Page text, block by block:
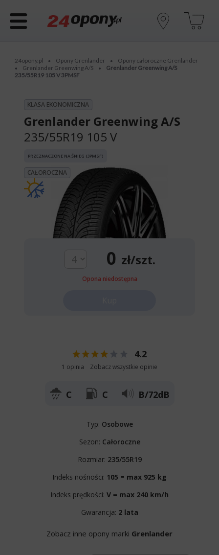
24opony.pl • Opony Grenlander • Opony całoroczne Grenlander
• Grenlander Greenwing A/S •
Grenlander Greenwing A/S
235/55R19 105 V 3PMSF
KLASA EKONOMICZNA
Grenlander Greenwing A/S
235/55R19 105 V
PRZEZNACZONE NA ŚNIEG (3PMSF)
CAŁOROCZNA
0 zł/szt.
Opona niedostępna
4.2
1 opinia Zobacz wszystkie opinie
C C B/72dB
Typ: Osobowe
Sezon: Całoroczne
Rozmiar: 235/55R19
Indeks nośności: 105 = max 925 kg
Indeks prędkości: V = max 240 km/h
Gwarancja: 2 lata
Zobacz inne opony marki Grenlander